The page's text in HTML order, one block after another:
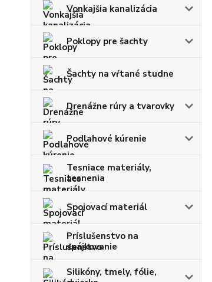
Vonkajšia kanalizácia
Poklopy pre šachty
Šachty na vŕtané studne
Drenážne rúry a tvarovky
Podlahové kúrenie
Tesniace materiály,
tesnenia
Spojovací materiál
Príslušenstvo na
spájkovanie
Silikóny, tmely, fólie,